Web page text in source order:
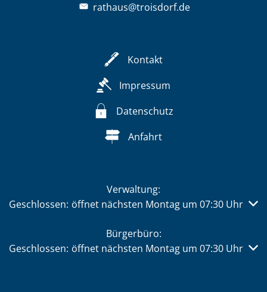
rathaus@troisdorf.de
Kontakt
Impressum
Datenschutz
Anfahrt
Verwaltung:
Klicken, um weitere Öffnungs- oder Schließzeiten
Geschlossen: öffnet nächsten Montag um 07:30 Uhr
Bürgerbüro:
Klicken, um weitere Öffnungs- oder Schließzeiten
Geschlossen: öffnet nächsten Montag um 07:30 Uhr